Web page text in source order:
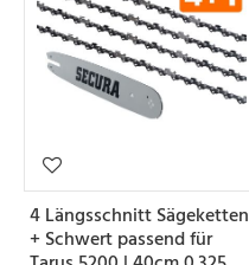
4 Längsschnitt Sägeketten
+ Schwert passend für